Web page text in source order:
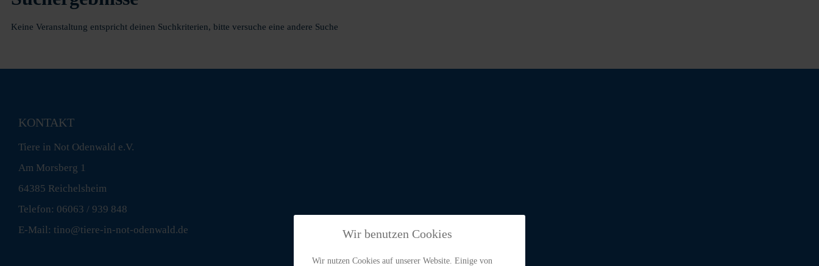
Keine Veranstaltung entspricht deinen Suchkriterien, bitte versuche eine andere Suche
KONTAKT
Tiere in Not Odenwald e.V.
Am Morsberg 1
64385 Reichelsheim
Telefon: 06063 / 939 848
E-Mail: tino@tiere-in-not-odenwald.de
Wir benutzen Cookies
Wir nutzen Cookies auf unserer Website. Einige von